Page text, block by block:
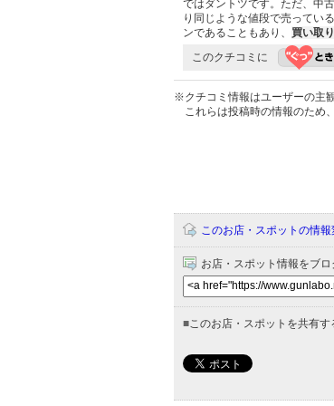
ではダントツです。ただ、中
り同じような値段で売ってい
ンであることもあり、 買い取り
このクチコミに
※クチコミ情報はユーザーの主
これらは投稿時の情報のため
このお店・スポットの情
お店・スポット情報をブロ
■このお店・スポットを共有す